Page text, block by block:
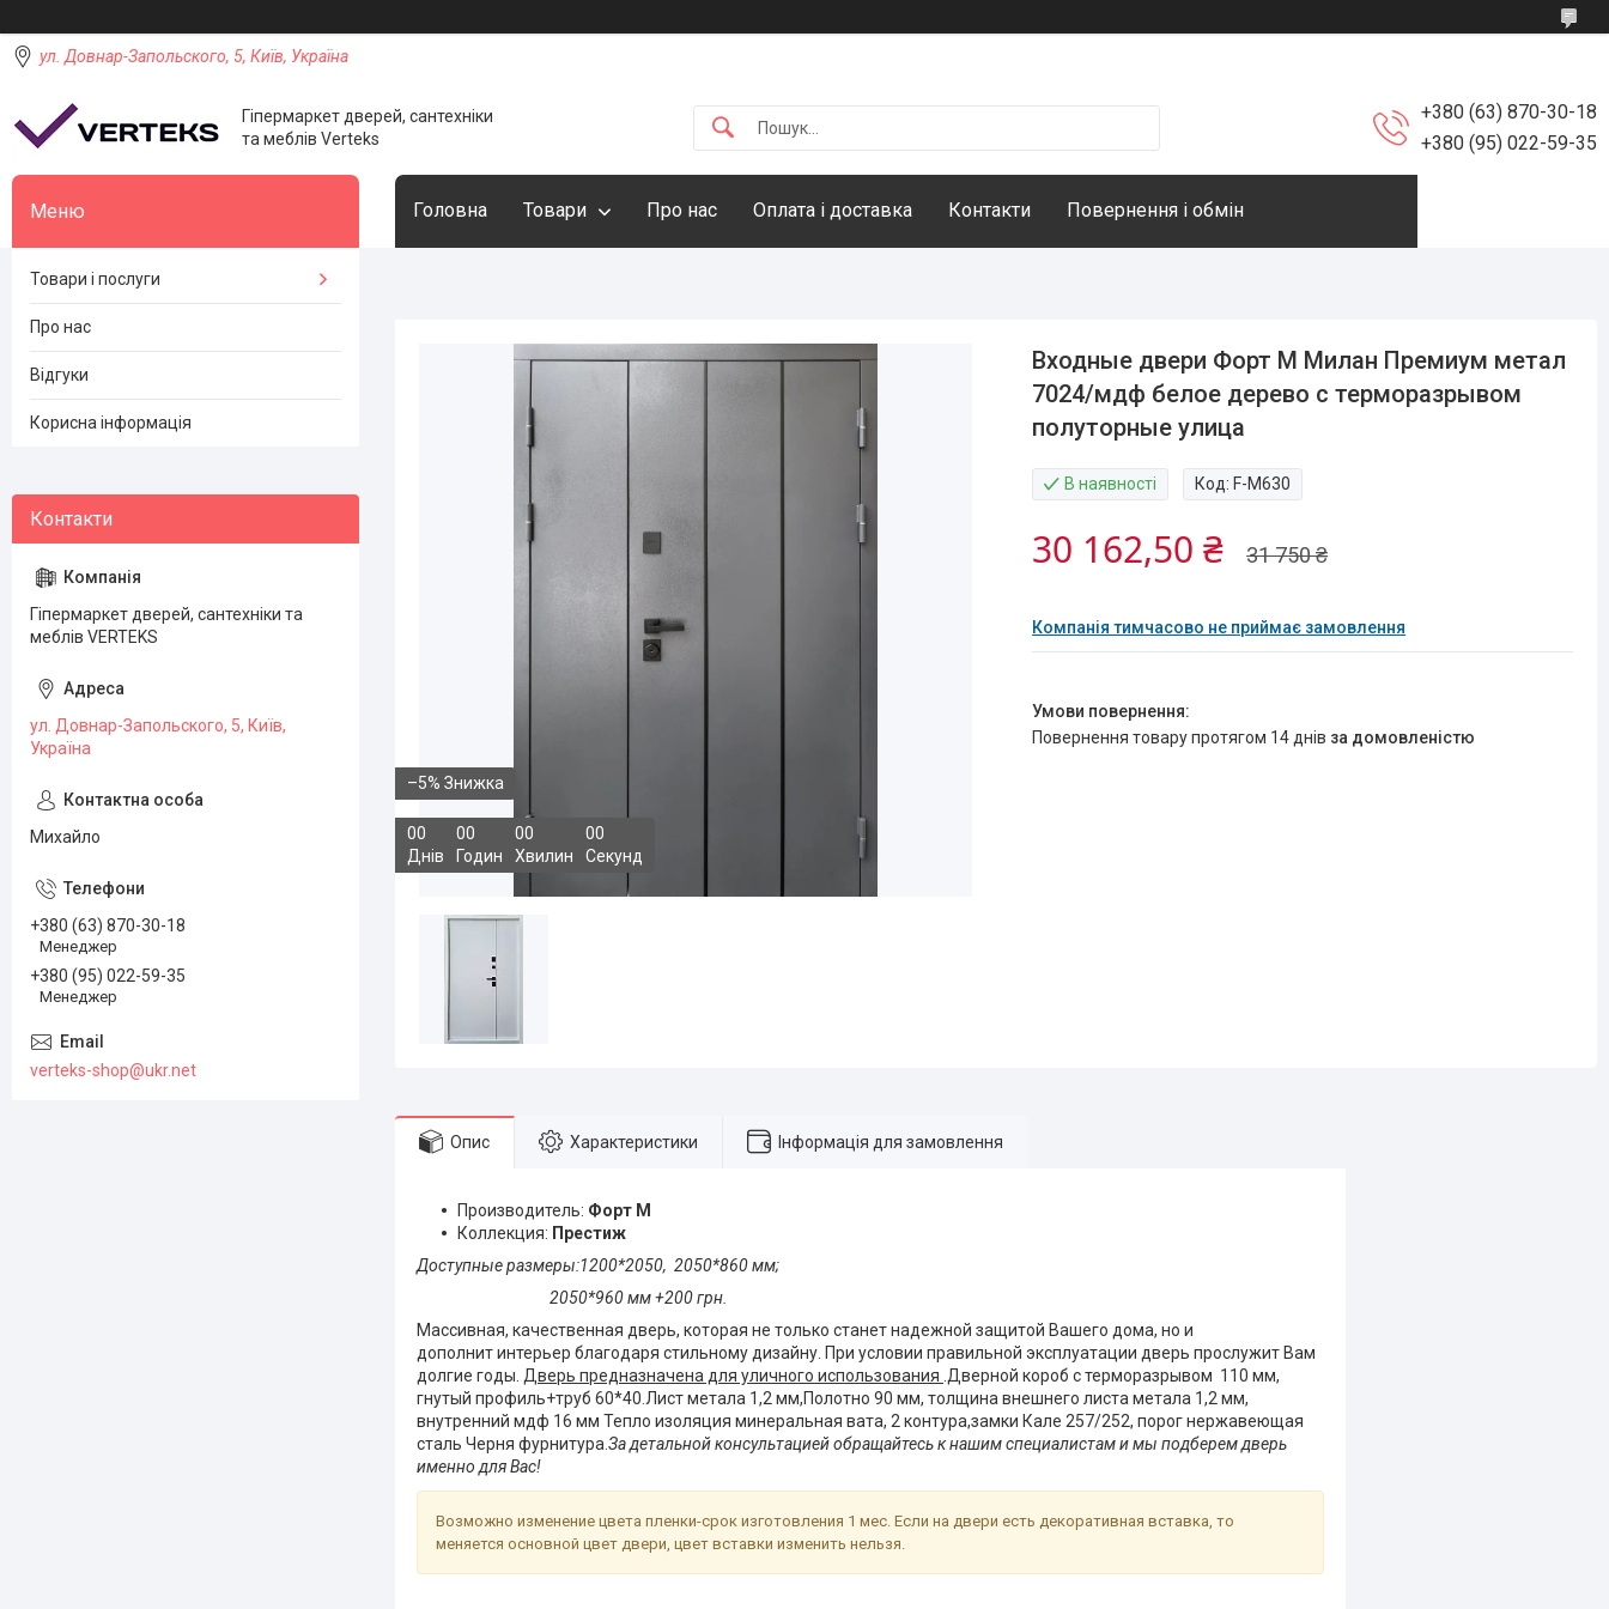
ул. Довнар-Запольского, 5, Київ, Україна
Гіпермаркет дверей, сантехніки
та меблів Verteks
+380 (63) 870-30-18
+380 (95) 022-59-35
Головна Товари Про нас Оплата і доставка Контакти Повернення і обмін
–5%
00
Днів
00
Годин
00
Хвилин
00
Секунд
Входные двери Форт М Милан Премиум метал
7024/мдф белое дерево с терморазрывом
полуторные улица
В наявності Код: F-M630
31 750 ₴
30 162,50 ₴
Компанія тимчасово не приймає замовлення
повернення товару протягом 14 днів за домовленістю
Опис Характеристики Інформація для замовлення
Производитель: Форт М
Коллекция: Престиж
Доступные размеры:1200*2050, 2050*860 мм;
2050*960 мм +200 грн.
Массивная, качественная дверь, которая не только станет надежной защитой Вашего дома, но и
дополнит интерьер благодаря стильному дизайну. При условии правильной эксплуатации дверь прослужит Вам
долгие годы. Дверь предназначена для уличного использования .Дверной короб с терморазрывом 110 мм,
гнутый профиль+труб 60*40.Лист метала 1,2 мм,Полотно 90 мм, толщина внешнего листа метала 1,2 мм,
внутренний мдф 16 мм Тепло изоляция минеральная вата, 2 контура,замки Кале 257/252, порог нержавеющая
сталь Черня фурнитура. За детальной консультацией обращайтесь к нашим специалистам и мы подберем дверь
именно для Вас!
Возможно изменение цвета пленки-срок изготовления 1 мес. Если на двери есть декоративная вставка, то
меняется основной цвет двери, цвет вставки изменить нельзя.
Товари і послуги
Про нас
Відгуки
Корисна інформація
Гіпермаркет дверей, сантехніки та
меблів VERTEKS
ул. Довнар-Запольского, 5, Київ,
Україна
Михайло
+380 (63) 870-30-18
Менеджер
+380 (95) 022-59-35
Менеджер
verteks-shop@ukr.net